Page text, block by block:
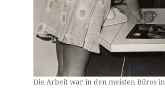
Die Arbeit war in den meisten Büros